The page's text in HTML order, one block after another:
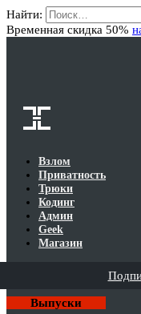
Найти:
Временная скидка 50%
Взлом
Приватность
Трюки
Кодинг
Админ
Geek
Магазин
Выпуски